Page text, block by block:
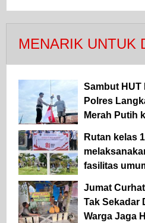
MENARIK UNTUK
Sambut HUT
Polres
Merah Putih
Rutan kelas
fasilitas
Jumat
Tak Sekadar
Warga Jaga